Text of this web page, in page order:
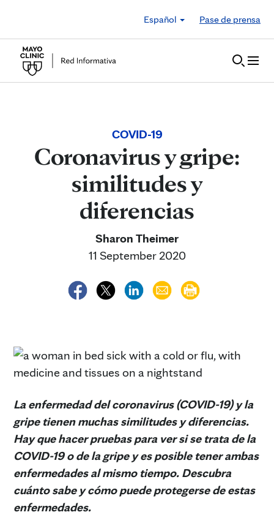
Español
Pase de prensa
COVID-19
Coronavirus y gripe:
similitudes y
diferencias
Sharon Theimer
11 September 2020
La enfermedad del coronavirus (COVID-19) y la
gripe tienen muchas similitudes y diferencias.
Hay que hacer pruebas para ver si se trata de la
COVID-19 o de la gripe y es posible tener ambas
enfermedades al mismo tiempo. Descubra
cuánto sabe y cómo puede protegerse de estas
enfermedades.